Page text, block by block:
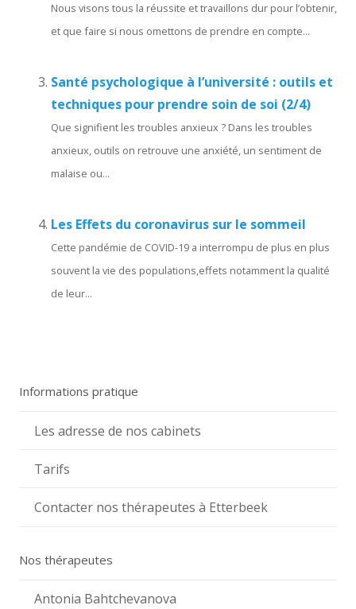
Nous visons tous la réussite et travaillons dur pour l’obtenir,
et que faire si nous omettons de prendre en compte...
Santé psychologique à l’université : outils et
techniques pour prendre soin de soi (2/4)
Que signifient les troubles anxieux ? Dans les troubles
anxieux, outils on retrouve une anxiété, un sentiment de
malaise ou...
Les Effets du coronavirus sur le sommeil
Cette pandémie de COVID-19 a interrompu de plus en plus
souvent la vie des populations,effets notamment la qualité
de leur...
Informations pratique
Les adresse de nos cabinets
Tarifs
Contacter nos thérapeutes à Etterbeek
Nos thérapeutes
Antonia Bahtchevanova